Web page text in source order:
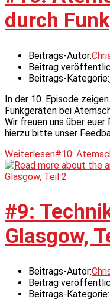
durch
Beitrags-Autor:
Beitrag
Beitrags-Kategorie:
In der 10. Episode
Funkgeräten bei
Wir freuen uns über
hierzu bitte unser
Weiterlesen#10:
#9:
Glasgow,
Beitrags-Autor:
Beitrag
Beitrags-Kategorie: